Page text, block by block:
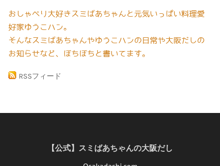
おしゃべり大好きスミばあちゃんと元気いっぱい料理愛
好家ゆうこハン。
そんなスミばあちゃんやゆうこハンの日常や大阪だしの
お知らせなど、ぼちぼちと書いてます。
RSSフィード
【公式】スミばあちゃんの大阪だし